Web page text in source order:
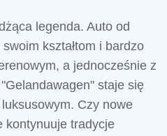
legenda. Auto od
kształtom i bardzo
a jednocześnie z
staje się
Czy nowe
kontynuuje tradycje